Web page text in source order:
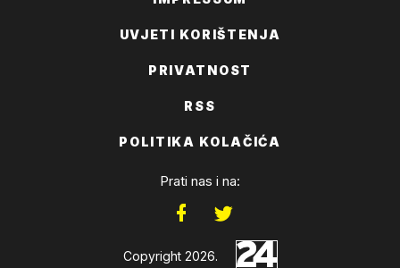
UVJETI KORIŠTENJA
PRIVATNOST
RSS
POLITIKA KOLAČIĆA
Prati nas i na:
Copyright 2026.